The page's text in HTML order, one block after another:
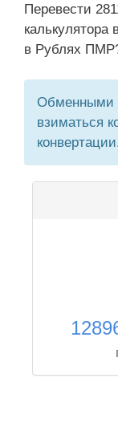
Перевести
калькулятора
в Рублях
Обменными
взиматься